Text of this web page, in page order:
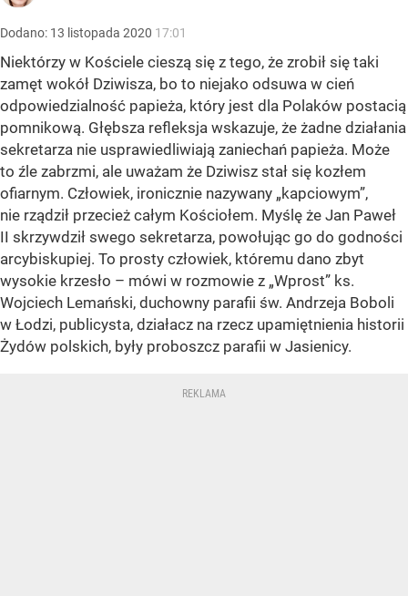
Dodano: 13 listopada 2020 17:01
Niektórzy w Kościele cieszą się z tego, że zrobił się taki
zamęt wokół Dziwisza, bo to niejako odsuwa w cień
odpowiedzialność papieża, który jest dla Polaków postacią
pomnikową. Głębsza refleksja wskazuje, że żadne działania
sekretarza nie usprawiedliwiają zaniechań papieża. Może
to źle zabrzmi, ale uważam że Dziwisz stał się kozłem
ofiarnym. Człowiek, ironicznie nazywany „kapciowym”,
nie rządził przecież całym Kościołem. Myślę że Jan Paweł
II skrzywdził swego sekretarza, powołując go do godności
arcybiskupiej. To prosty człowiek, któremu dano zbyt
wysokie krzesło – mówi w rozmowie z „Wprost” ks.
Wojciech Lemański, duchowny parafii św. Andrzeja Boboli
w Łodzi, publicysta, działacz na rzecz upamiętnienia historii
Żydów polskich, były proboszcz parafii w Jasienicy.